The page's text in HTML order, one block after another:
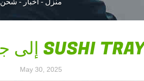
منزل - أخبار - شحن SUSHI TRAY إلى جمهورية التشيك
May 30, 2025